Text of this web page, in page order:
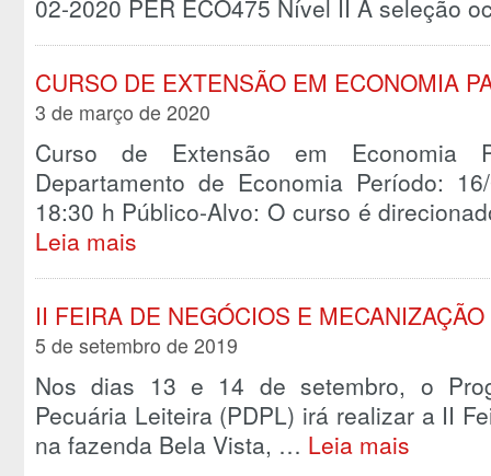
02-2020 PER ECO475 Nível II A seleção
CURSO DE EXTENSÃO EM ECONOMIA
3 de março de 2020
Curso de Extensão em Economia
Departamento de Economia Período:
18:30 h Público-Alvo: O curso é
Leia mais
II FEIRA DE NEGÓCIOS E
5 de setembro de 2019
Nos dias 13 e 14 de setembro, o
Pecuária Leiteira (PDPL) irá realizar a II
na fazenda Bela Vista, … Leia mais